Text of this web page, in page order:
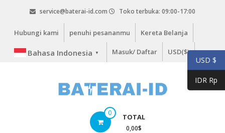
service@baterai-id.com Toko terbuka: 09:00-17:00
Hubungi kami penuhi pesananmu Kereta Belanja
Bahasa Indonesia ▼ Masuk/ Daftar USD($)
0 TOTAL
0,00$
USD $
IDR Rp